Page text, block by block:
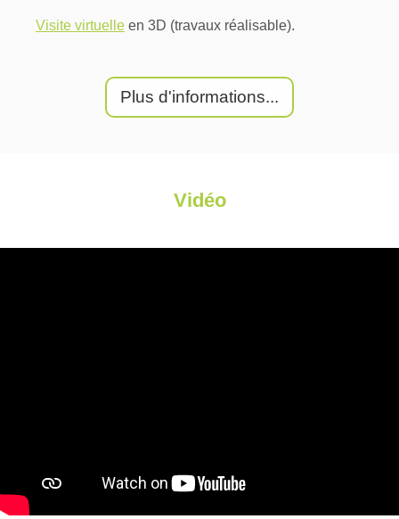
Visite virtuelle en 3D (travaux réalisable).
Plus d'informations...
Vidéo